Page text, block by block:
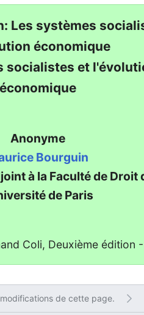
Les systèmes
économique
socialistes et
économique
Anonyme
Bourguin
à la Faculté de Droit
de Paris
Coli, Deuxième édition
de cette page.